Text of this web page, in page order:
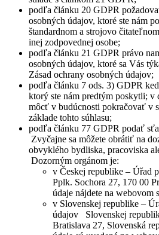
podľa článku 20 GDPR
osobných údajov, ktoré ste nám
štandardnom a strojovo
inej zodpovednej osobe;
podľa článku 21 GDPR právo
osobných údajov, ktoré sa Vás
Zásad ochrany osobných údajov;
podľa článku 7 ods. 3) GDPR
ktorý ste nám predtým poskytli; v
môcť v budúcnosti pokračovať v
základe tohto súhlasu;
podľa článku 77 GDPR podať
Zvyčajne sa môžete obrátiť na
obvyklého bydliska, pracoviska
Dozorným orgánom je:
v Českej republike – Úřad
Pplk. Sochora 27, 170 00
údaje nájdete na webovom
v Slovenskej republike –
údajov Slovenskej
Bratislava 27, Slovenská